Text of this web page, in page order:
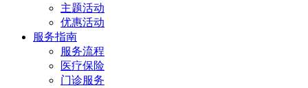
主题活动
优惠活动
服务指南
服务流程
医疗保险
门诊服务